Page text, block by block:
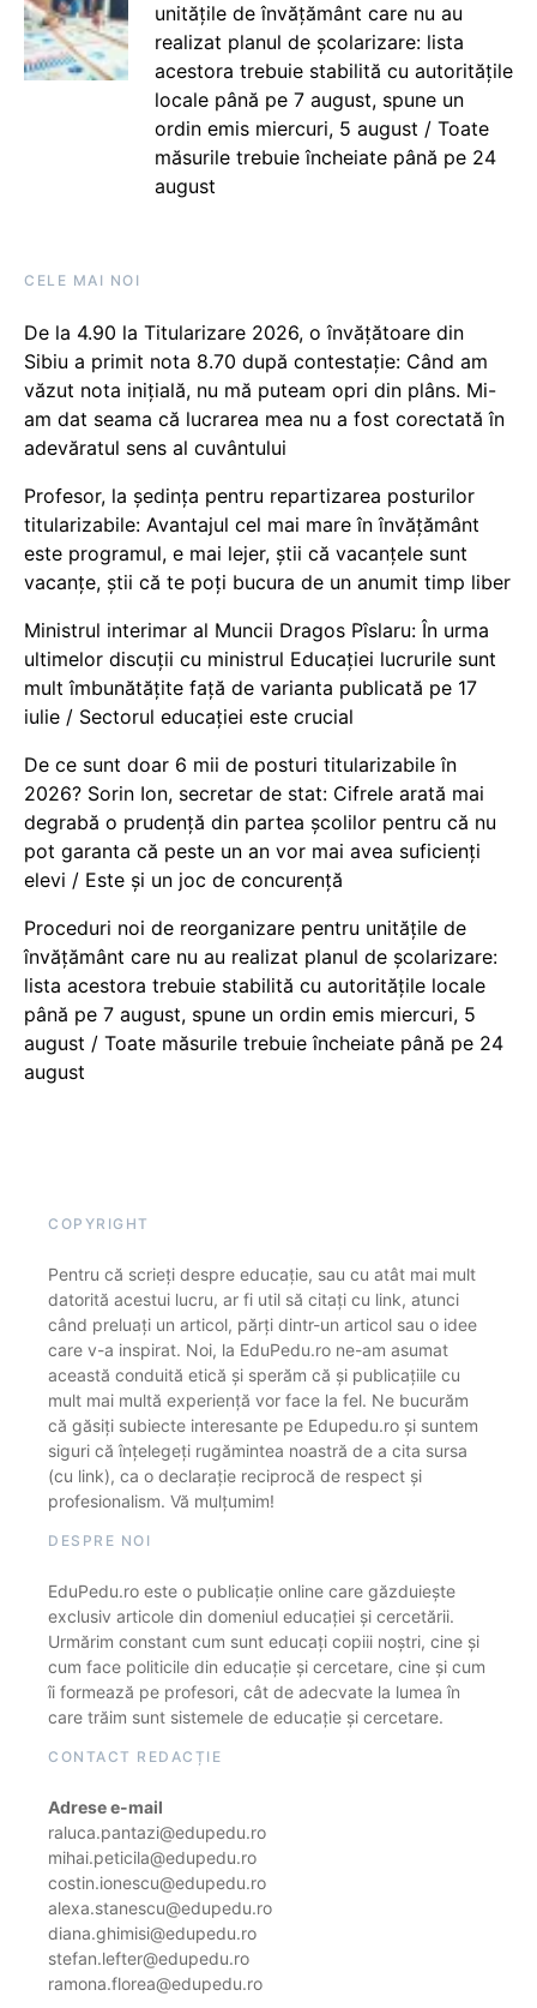
unitățile de învățământ care nu au
realizat planul de școlarizare: lista
acestora trebuie stabilită cu autoritățile
locale până pe 7 august, spune un
ordin emis miercuri, 5 august / Toate
măsurile trebuie încheiate până pe 24
august
CELE MAI NOI
De la 4.90 la Titularizare 2026, o învățătoare din
Sibiu a primit nota 8.70 după contestație: Când am
văzut nota inițială, nu mă puteam opri din plâns. Mi-
am dat seama că lucrarea mea nu a fost corectată în
adevăratul sens al cuvântului
Profesor, la ședința pentru repartizarea posturilor
titularizabile: Avantajul cel mai mare în învățământ
este programul, e mai lejer, știi că vacanțele sunt
vacanţe, știi că te poți bucura de un anumit timp liber
Ministrul interimar al Muncii Dragos Pîslaru: În urma
ultimelor discuții cu ministrul Educației lucrurile sunt
mult îmbunătățite față de varianta publicată pe 17
iulie / Sectorul educației este crucial
De ce sunt doar 6 mii de posturi titularizabile în
2026? Sorin Ion, secretar de stat: Cifrele arată mai
degrabă o prudență din partea școlilor pentru că nu
pot garanta că peste un an vor mai avea suficienți
elevi / Este și un joc de concurență
Proceduri noi de reorganizare pentru unitățile de
învățământ care nu au realizat planul de școlarizare:
lista acestora trebuie stabilită cu autoritățile locale
până pe 7 august, spune un ordin emis miercuri, 5
august / Toate măsurile trebuie încheiate până pe 24
august
COPYRIGHT
Pentru că scrieți despre educație, sau cu atât mai mult
datorită acestui lucru, ar fi util să citați cu link, atunci
când preluați un articol, părți dintr-un articol sau o idee
care v-a inspirat. Noi, la EduPedu.ro ne-am asumat
această conduită etică și sperăm că și publicațiile cu
mult mai multă experiență vor face la fel. Ne bucurăm
că găsiți subiecte interesante pe Edupedu.ro și suntem
siguri că înțelegeți rugămintea noastră de a cita sursa
(cu link), ca o declarație reciprocă de respect și
profesionalism. Vă mulțumim!
DESPRE NOI
EduPedu.ro este o publicație online care găzduiește
exclusiv articole din domeniul educației și cercetării.
Urmărim constant cum sunt educați copiii noștri, cine și
cum face politicile din educație și cercetare, cine și cum
îi formează pe profesori, cât de adecvate la lumea în
care trăim sunt sistemele de educație și cercetare.
CONTACT REDACȚIE
Adrese e-mail
raluca.pantazi@edupedu.ro
mihai.peticila@edupedu.ro
costin.ionescu@edupedu.ro
alexa.stanescu@edupedu.ro
diana.ghimisi@edupedu.ro
stefan.lefter@edupedu.ro
ramona.florea@edupedu.ro